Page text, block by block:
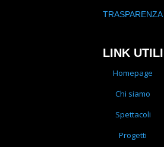
TRASPARENZA
LINK UTILI
Homepage
Chi siamo
Spettacoli
Progetti